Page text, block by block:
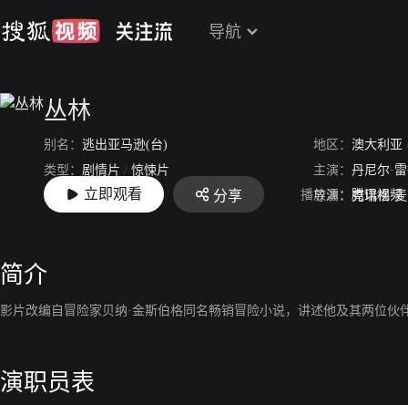
导航
丛林
别名： 逃出亚马逊(台) 地区： 澳大利亚
类型： 剧情片 / 惊悚片 主演： 丹尼尔·
上映： 2017-08-03 导演： 克瑞格·
立即观看 分享 播放源： 腾讯视频
简介
影片改编自冒险家贝纳·金斯伯格同名畅销冒险小说，讲述他及其两位
演职员表